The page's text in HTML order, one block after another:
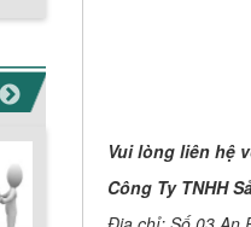
Vui lòng liên hệ
Công Ty TNHH